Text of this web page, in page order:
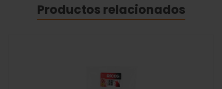
Productos relacionados